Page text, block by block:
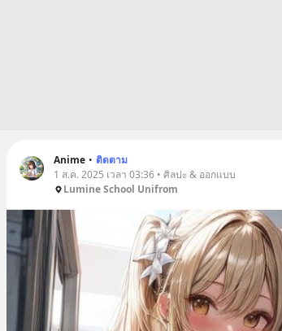
Anime • ติดตาม
1 ส.ค. 2025 เวลา 03:36 • ศิลปะ & ออกแบบ
Lumine School Unifrom